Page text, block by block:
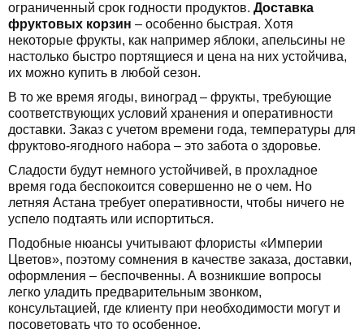
ограниченный срок годности продуктов. Доставка
фруктовых корзин – особенно быстрая. Хотя
некоторые фрукты, как например яблоки, апельсины не
настолько быстро портящиеся и цена на них устойчива,
их можно купить в любой сезон.
В то же время ягоды, виноград – фрукты, требующие
соответствующих условий хранения и оперативности
доставки. Заказ с учетом времени года, температуры для
фруктово-ягодного набора – это забота о здоровье.
Сладости будут немного устойчивей, в прохладное
время года беспокоится совершенно не о чем. Но
летняя Астана требует оперативности, чтобы ничего не
успело подтаять или испортиться.
Подобные нюансы учитывают флористы «Империи
Цветов», поэтому сомнения в качестве заказа, доставки,
оформления – беспочвенны. А возникшие вопросы
легко уладить предварительным звонком,
консультацией, где клиенту при необходимости могут и
посоветовать что то особенное.